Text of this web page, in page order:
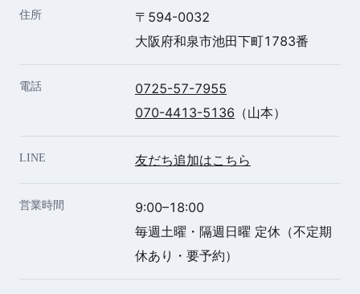
住所
〒594-0032
大阪府和泉市池田下町1783番
電話
0725-57-7955
070-4413-5136 （山本）
LINE 友だち追加はこちら
営業時間
9:00–18:00
毎週土曜・隔週日曜 定休（不定期
休あり・要予約）